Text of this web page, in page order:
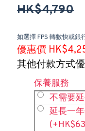
HK$4,790
如選擇 FPS 轉數快或銀
優惠價
其他付款方式
保養服務
不需要
延長一